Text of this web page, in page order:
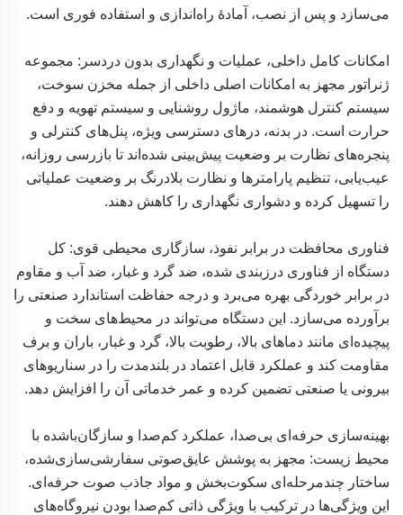
می‌سازد و پس از نصب، آمادهٔ راه‌اندازی و استفاده فوری است.
امکانات کامل داخلی، عملیات و نگهداری بدون دردسر: مجموعه
ژنراتور مجهز به امکانات اصلی داخلی از جمله مخزن سوخت،
سیستم کنترل هوشمند، ماژول روشنایی و سیستم تهویه و دفع
حرارت است. در بدنه، درهای دسترسی ویژه، پنل‌های کنترلی و
پنجره‌های نظارت بر وضعیت پیش‌بینی شده‌اند تا بازرسی روزانه،
عیب‌یابی، تنظیم پارامترها و نظارت بلادرنگ بر وضعیت عملیاتی
را تسهیل کرده و دشواری نگهداری را کاهش دهند.
فناوری محافظت در برابر نفوذ، سازگاری محیطی قوی: کل
دستگاه از فناوری درزبندی شده، ضد گرد و غبار، ضد آب و مقاوم
در برابر خوردگی بهره می‌برد و درجه حفاظت استاندارد صنعتی را
برآورده می‌سازد. این دستگاه می‌تواند در محیط‌های سخت و
پیچیده‌ای مانند دماهای بالا، رطوبت بالا، گرد و غبار، باران و برف
مقاومت کند و عملکرد قابل اعتماد در بلندمدت را در سناریوهای
بیرونی یا صنعتی تضمین کرده و عمر خدماتی آن را افزایش دهد.
بهینه‌سازی حرفه‌ای بی‌صدا، عملکرد کم‌صدا و سازگان‌باشده با
محیط زیست: مجهز به پوشش عایق‌صوتی سفارشی‌سازی‌شده،
ساختار چندمرحله‌ای سکوت‌بخش و مواد جاذب صوت حرفه‌ای.
این ویژگی‌ها در ترکیب با ویژگی ذاتی کم‌صدا بودن نیروگاه‌های